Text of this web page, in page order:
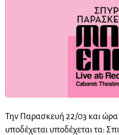
Την Παρασκευή 22/03 και ώρα
υποδέχεται υποδέχεται τα: